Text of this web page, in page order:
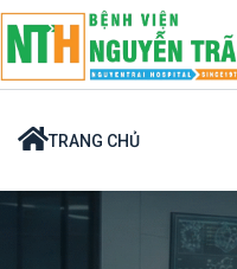
Chuyển
đến
phần
dung
TRANG CHỦ